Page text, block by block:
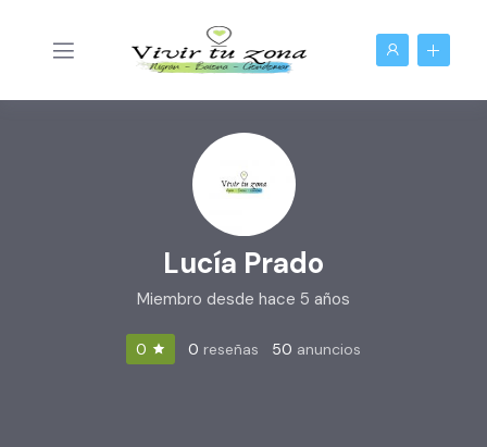
Lucía Prado
Miembro desde hace 5 años
0 0 reseñas 50 anuncios